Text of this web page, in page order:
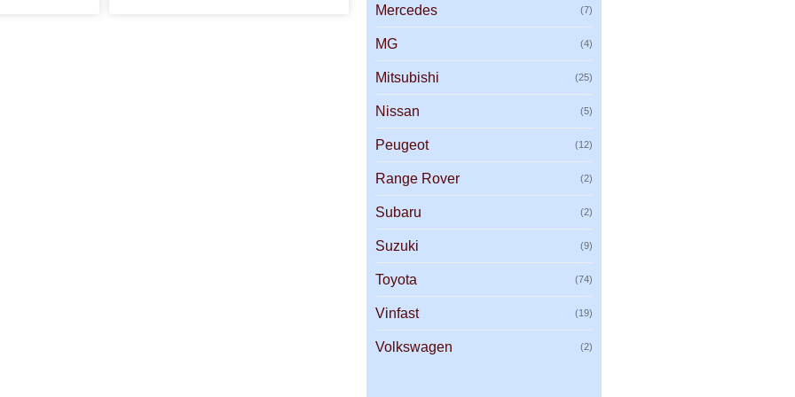
Mercedes (7)
MG (4)
Mitsubishi (25)
Nissan (5)
Peugeot (12)
Range Rover (2)
Subaru (2)
Suzuki (9)
Toyota (74)
Vinfast (19)
Volkswagen (2)